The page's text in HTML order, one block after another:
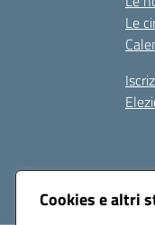
Cookies e altri
Le